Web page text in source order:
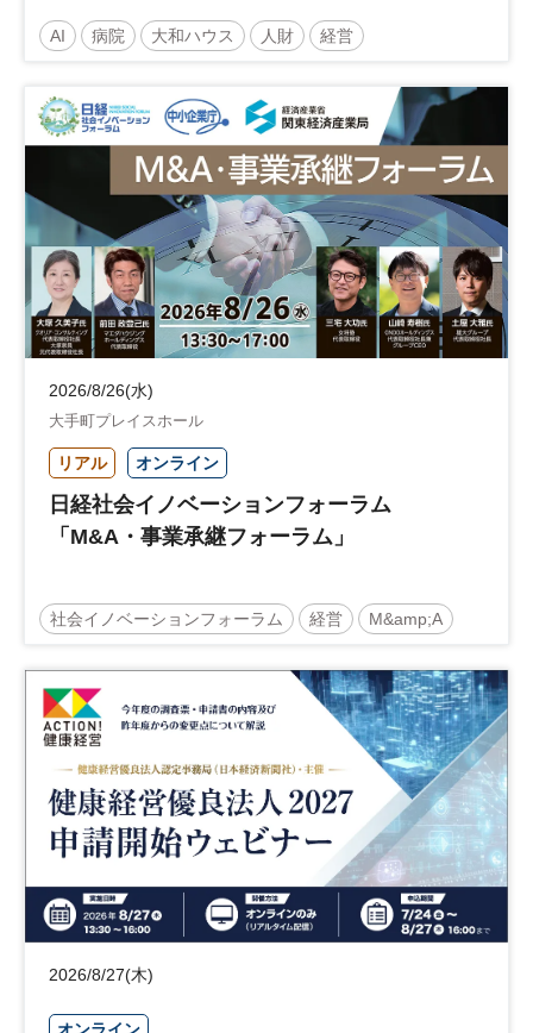
～診療報酬改定のその先 AI・DX・人財戦
略で描く持続可能な未来へ～
AI 病院 大和ハウス 人財 経営
人材戦略
日経健康セミナー 病院経営 診療報酬
土日祝開催
2026/8/26(水)
大手町プレイスホール
リアル オンライン
日経社会イノベーションフォーラム
「M&A・事業承継フォーラム」
社会イノベーションフォーラム 経営 M&amp;A
事業承継 中堅中小企業
日経社会イノベーションフォーラム 参加無料
2026/8/27(木)
オンライン